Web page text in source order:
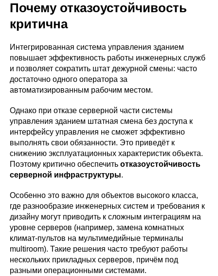
Почему отказоустойчивость
критична
Интегрированная система управления зданием
повышает эффективность работы инженерных служб
и позволяет сократить штат дежурной смены: часто
достаточно одного оператора за
автоматизированным рабочим местом.
Однако при отказе серверной части системы
управления зданием штатная смена без доступа к
интерфейсу управления не сможет эффективно
выполнять свои обязанности. Это приведёт к
снижению эксплуатационных характеристик объекта.
Поэтому критично обеспечить отказоустойчивость
серверной инфраструктуры.
Особенно это важно для объектов высокого класса,
где разнообразие инженерных систем и требования к
дизайну могут приводить к сложным интеграциям на
уровне серверов (например, замена комнатных
климат‑пультов на мультимедийные терминалы
multiroom). Такие решения часто требуют работы
нескольких прикладных серверов, причём под
разными операционными системами.